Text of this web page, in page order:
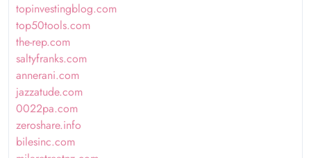
topinvestingblog.com
top50tools.com
the-rep.com
saltyfranks.com
annerani.com
jazzatude.com
0022pa.com
zeroshare.info
bilesinc.com